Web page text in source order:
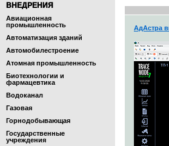
ВНЕДРЕНИЯ
Авиационная
промышленность
Автоматизация зданий
Автомобилестроение
Атомная промышленность
Биотехнологии и
фармацевтика
Водоканал
Газовая
Горнодобывающая
Государственные
учреждения
АдАстра